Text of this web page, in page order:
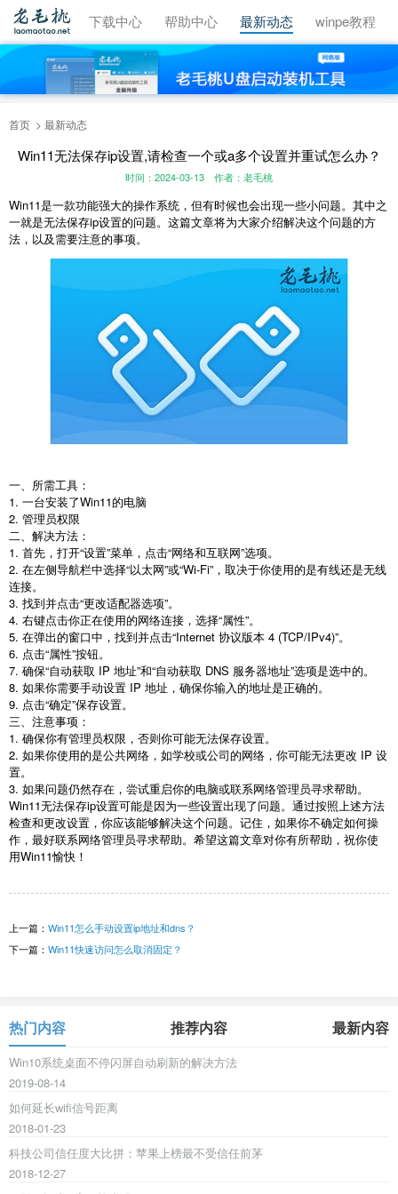
视频教程 下载中心 帮助中心 最新动态 winpe教程
首页 最新动态
Win11无法保存ip设置,请检查一个或a多个设置并重试怎么办？
时间：2024-03-13 作者：老毛桃
Win11是一款功能强大的操作系统，但有时候也会出现一些小问题。其中之
一就是无法保存ip设置的问题。这篇文章将为大家介绍解决这个问题的方
法，以及需要注意的事项。
一、所需工具：
1. 一台安装了Win11的电脑
2. 管理员权限
二、解决方法：
1. 首先，打开“设置”菜单，点击“网络和互联网”选项。
2. 在左侧导航栏中选择“以太网”或“Wi-Fi”，取决于你使用的是有线还是无线
连接。
3. 找到并点击“更改适配器选项”。
4. 右键点击你正在使用的网络连接，选择“属性”。
5. 在弹出的窗口中，找到并点击“Internet 协议版本 4 (TCP/IPv4)”。
6. 点击“属性”按钮。
7. 确保“自动获取 IP 地址”和“自动获取 DNS 服务器地址”选项是选中的。
8. 如果你需要手动设置 IP 地址，确保你输入的地址是正确的。
9. 点击“确定”保存设置。
三、注意事项：
1. 确保你有管理员权限，否则你可能无法保存设置。
2. 如果你使用的是公共网络，如学校或公司的网络，你可能无法更改 IP 设
置。
3. 如果问题仍然存在，尝试重启你的电脑或联系网络管理员寻求帮助。
Win11无法保存ip设置可能是因为一些设置出现了问题。通过按照上述方法
检查和更改设置，你应该能够解决这个问题。记住，如果你不确定如何操
作，最好联系网络管理员寻求帮助。希望这篇文章对你有所帮助，祝你使
用Win11愉快！
上一篇： Win11怎么手动设置ip地址和dns？
下一篇： Win11快速访问怎么取消固定？
热门内容 推荐内容 最新内容
Win10系统桌面不停闪屏自动刷新的解决方法
2019-08-14
如何延长wifi信号距离
2018-01-23
科技公司信任度大比拼：苹果上榜最不受信任前茅
2018-12-27